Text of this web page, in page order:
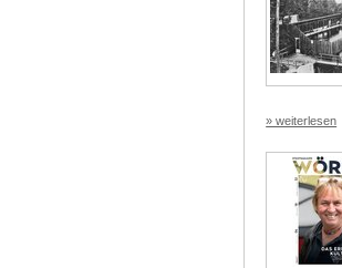
» weiterlesen